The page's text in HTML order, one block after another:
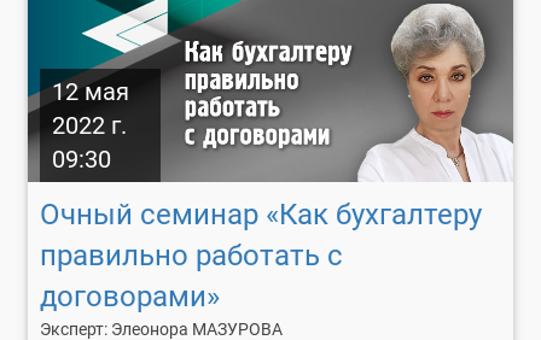
12 мая
2022 г.
09:30
Очный семинар «Как бухгалтеру
правильно работать с
договорами»
Эксперт: Элеонора МАЗУРОВА